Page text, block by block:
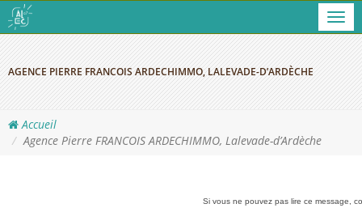
AGENCE PIERRE FRANCOIS ARDECHIMMO, LALEVADE-D’ARDÈCHE
Accueil
Agence Pierre FRANCOIS ARDECHIMMO, Lalevade-d’Ardèche
Si vous ne pouvez pas lire ce message,